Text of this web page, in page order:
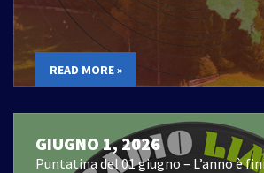
READ MORE »
GIUGNO 1, 2026
Puntatina del 01 giugno – L’anno è